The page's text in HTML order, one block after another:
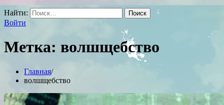
Найти:
Войти
Метка: волшщебство
Главная
волшщебство